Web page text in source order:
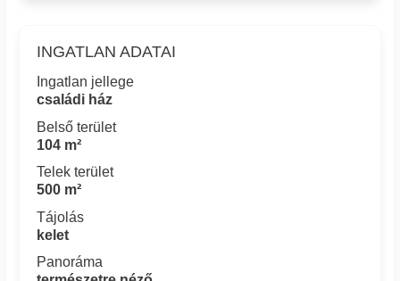
INGATLAN ADATAI
Ingatlan jellege
családi ház
Belső terület
104 m²
Telek terület
500 m²
Tájolás
kelet
Panoráma